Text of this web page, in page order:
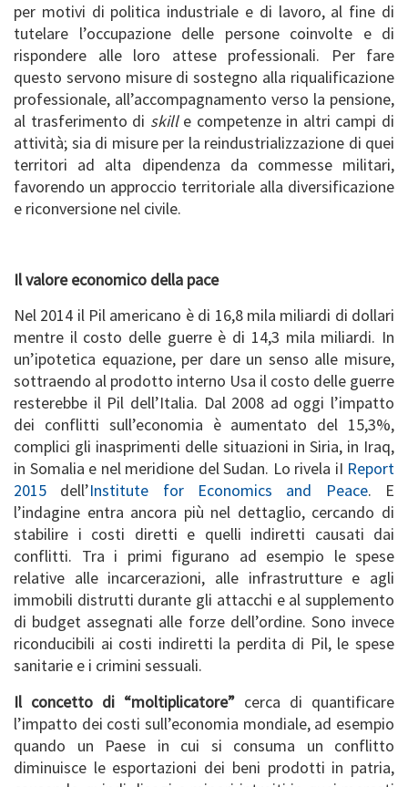
per motivi di politica industriale e di lavoro, al fine di
tutelare l’occupazione delle persone coinvolte e di
rispondere alle loro attese professionali. Per fare
questo servono misure di sostegno alla riqualificazione
professionale, all’accompagnamento verso la pensione,
al trasferimento di skille competenze in altri campi di
attività; sia di misure per la reindustrializzazione di quei
territori ad alta dipendenza da commesse militari,
favorendo un approccio territoriale alla diversificazione
e riconversione nel civile.
Il valore economico della pace
Nel 2014 il Pil americano è di 16,8 mila miliardi di dollari
mentre il costo delle guerre è di 14,3 mila miliardi. In
un’ipotetica equazione, per dare un senso alle misure,
sottraendo al prodotto interno Usa il costo delle guerre
resterebbe il Pil dell’Italia. Dal 2008 ad oggi l’impatto
dei conflitti sull’economia è aumentato del 15,3%,
complici gli inasprimenti delle situazioni in Siria, in Iraq,
in Somalia e nel meridione del Sudan. Lo rivela iI Report
2015 dell’Institute for Economics and Peace. E
l’indagine entra ancora più nel dettaglio, cercando di
stabilire i costi diretti e quelli indiretti causati dai
conflitti. Tra i primi figurano ad esempio le spese
relative alle incarcerazioni, alle infrastrutture e agli
immobili distrutti durante gli attacchi e al supplemento
di budget assegnati alle forze dell’ordine. Sono invece
riconducibili ai costi indiretti la perdita di Pil, le spese
sanitarie e i crimini sessuali.
Il concetto di “moltiplicatore” cerca di quantificare
l’impatto dei costi sull’economia mondiale, ad esempio
quando un Paese in cui si consuma un conflitto
diminuisce le esportazioni dei beni prodotti in patria,